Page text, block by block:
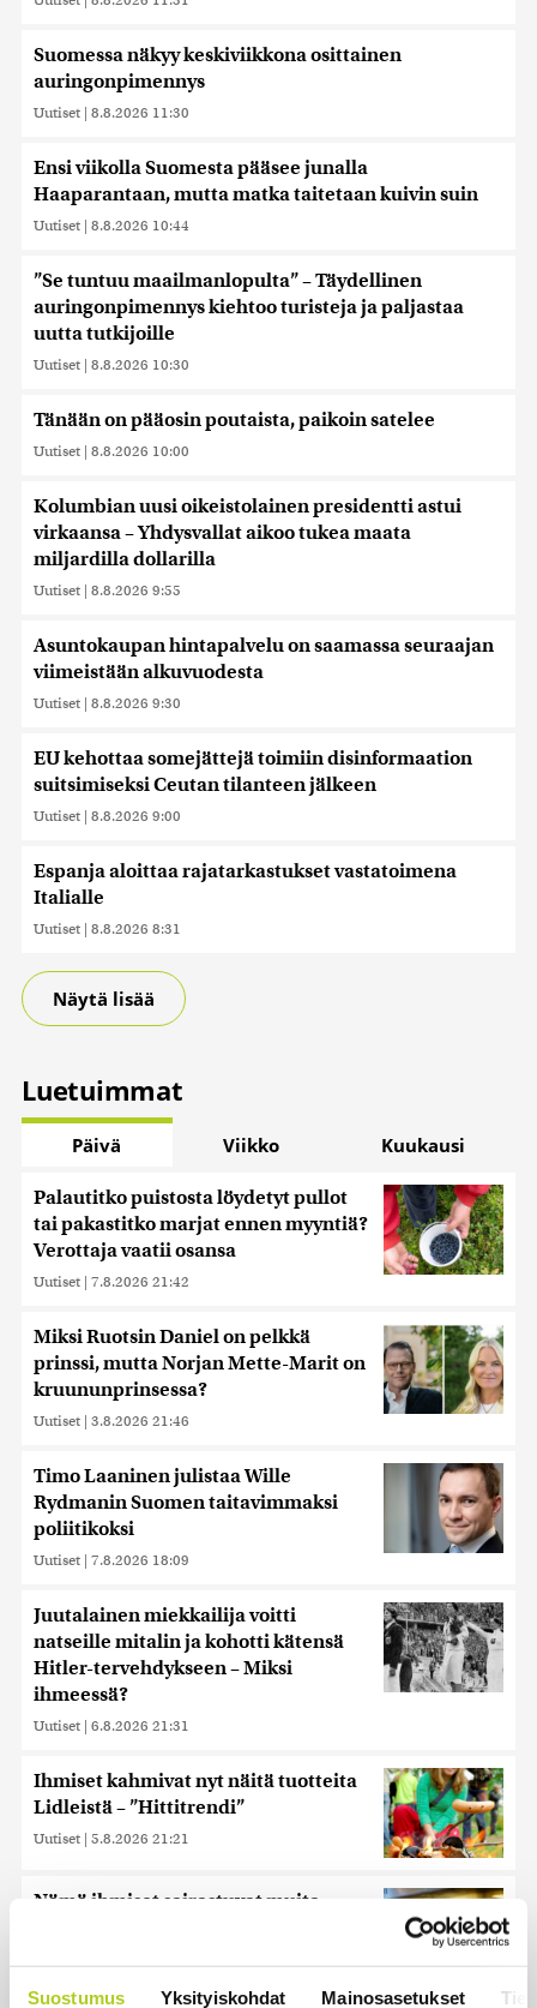
Suostumus Yksityiskohdat Mainosasetukset
Suomessa näkyy keskiviikkona osittainen
auringonpimennys
Uutiset | 8.8.2026 11:30
Ensi viikolla Suomesta pääsee junalla
Haaparantaan, mutta matka taitetaan kuivin suin
Uutiset | 8.8.2026 10:44
”Se tuntuu maailmanlopulta” – Täydellinen
auringonpimennys kiehtoo turisteja ja paljastaa
uutta tutkijoille
Uutiset | 8.8.2026 10:30
Tänään on pääosin poutaista, paikoin satelee
Uutiset | 8.8.2026 10:00
Kolumbian uusi oikeistolainen presidentti astui
virkaansa – Yhdysvallat aikoo tukea maata
miljardilla dollarilla
Uutiset | 8.8.2026 9:55
Asuntokaupan hintapalvelu on saamassa seuraajan
viimeistään alkuvuodesta
Uutiset | 8.8.2026 9:30
EU kehottaa somejättejä toimiin disinformaation
suitsimiseksi Ceutan tilanteen jälkeen
Uutiset | 8.8.2026 9:00
Espanja aloittaa rajatarkastukset vastatoimena
Italialle
Uutiset | 8.8.2026 8:31
Näytä lisää
Luetuimmat
Päivä Viikko Kuukausi
Palautitko puistosta löydetyt pullot
tai pakastitko marjat ennen myyntiä?
Verottaja vaatii osansa
Uutiset | 7.8.2026 21:42
Miksi Ruotsin Daniel on pelkkä
prinssi, mutta Norjan Mette-Marit on
kruununprinsessa?
Uutiset | 3.8.2026 21:46
Timo Laaninen julistaa Wille
Rydmanin Suomen taitavimmaksi
poliitikoksi
Uutiset | 7.8.2026 18:09
Juutalainen miekkailija voitti
natseille mitalin ja kohotti kätensä
Hitler-tervehdykseen – Miksi
ihmeessä?
Uutiset | 6.8.2026 21:31
Ihmiset kahmivat nyt näitä tuotteita
Lidleistä – ”Hittitrendi”
Uutiset | 5.8.2026 21:21
Nämä ihmiset sairastuvat muita